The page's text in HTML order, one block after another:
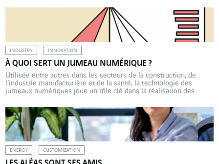
commencer par la chaleur. En première ligne de la décarbonation,
les industries dites lourdes, en particulier neuf […]
INDUSTRY INNOVATION
À QUOI SERT UN JUMEAU NUMÉRIQUE ?
Utilisée entre autres dans les secteurs de la construction, de
l’industrie manufacturière et de la santé, la technologie des
jumeaux numériques joue un rôle clé dans la réalisation des
ENERGY CUSTOMIZATION